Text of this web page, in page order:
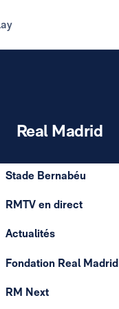
Real Madrid
Stade Bernabéu
RMTV en direct
Actualités
Fondation Real Madrid
RM Next